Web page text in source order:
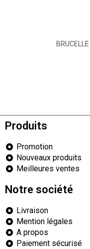
Produits
Promotion
Nouveaux produits
Meilleures ventes
Notre société
Livraison
Mention légales
A propos
Paiement sécurisé